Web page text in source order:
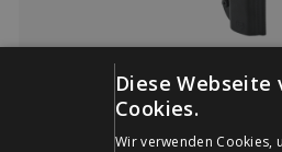
Holster IPSC Ghost Hybrid
Diese Webseite
Cookies.
Wir verwenden Cookies,